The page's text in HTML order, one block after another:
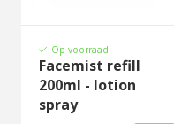
Op voorraad
Facemist refill
200ml - lotion
spray